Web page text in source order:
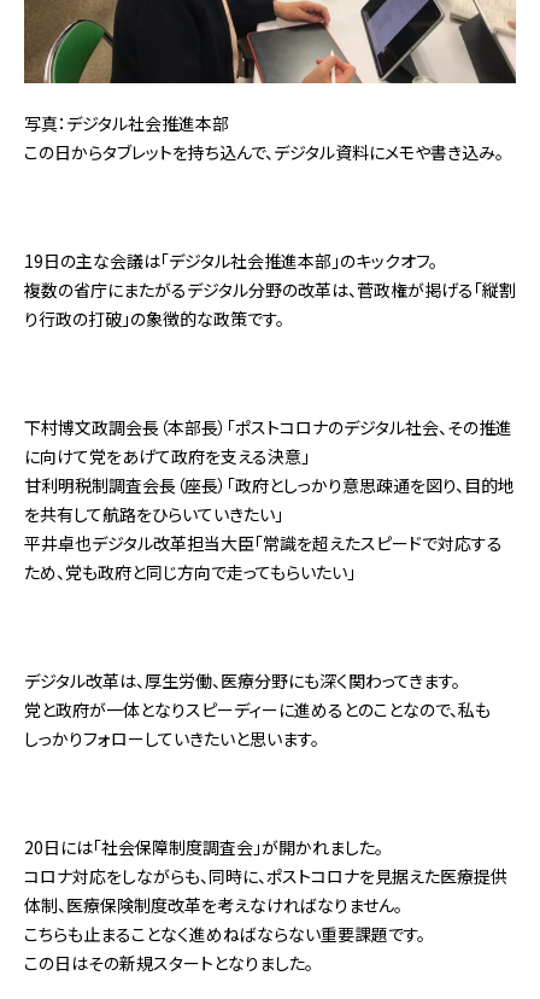
写真：デジタル社会推進本部
この日からタブレットを持ち込んで、デジタル資料にメモや書き込み。
19日の主な会議は「デジタル社会推進本部」のキックオフ。
複数の省庁にまたがるデジタル分野の改革は、菅政権が掲げる「縦割
り行政の打破」の象徴的な政策です。
下村博文政調会長（本部長）「ポストコロナのデジタル社会、その推進
に向けて党をあげて政府を支える決意」
甘利明税制調査会長（座長）「政府としっかり意思疎通を図り、目的地
を共有して航路をひらいていきたい」
平井卓也デジタル改革担当大臣「常識を超えたスピードで対応する
ため、党も政府と同じ方向で走ってもらいたい」
デジタル改革は、厚生労働、医療分野にも深く関わってきます。
党と政府が一体となりスピーディーに進めるとのことなので、私も
しっかりフォローしていきたいと思います。
20日には「社会保障制度調査会」が開かれました。
コロナ対応をしながらも、同時に、ポストコロナを見据えた医療提供
体制、医療保険制度改革を考えなければなりません。
こちらも止まることなく進めねばならない重要課題です。
この日はその新規スタートとなりました。